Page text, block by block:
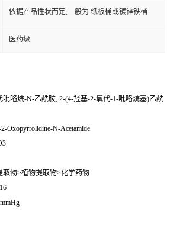
依据产品性状而定,一般为:纸板桶或镀锌铁桶
医药级
吡咯烷-N-乙酰胺; 2-(4-羟基-2-氧代-1-吡咯烷基)乙酰
Oxopyrrolidine-N-Acetamide
取物>植物提取物>化学药物